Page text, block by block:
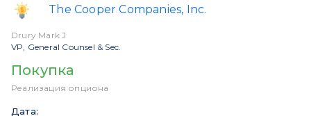
The Cooper Companies, Inc.
Drury Mark J
VP, General Counsel & Sec.
Покупка
Реализация опциона
Дата: